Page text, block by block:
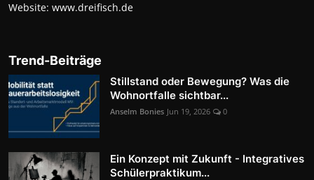
Website: www.dreifisch.de
Trend-Beiträge
Stillstand oder Bewegung? Was die
Wohnortfalle sichtbar...
Anselm Bonies Jun 19, 2026 0
Ein Konzept mit Zukunft - Integratives
Schülerpraktikum...